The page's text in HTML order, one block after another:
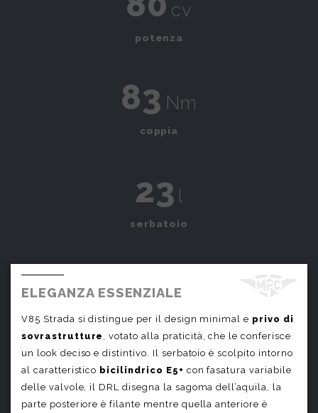
cv
potenza
83 Nm
coppia
23 l
serbatoio
ELEGANZA ESSENZIALE
V85 Strada si distingue per il design minimal e privo di
sovrastrutture , votato alla praticità, che le conferisce
un look deciso e distintivo. Il serbatoio è scolpito intorno
al caratteristico bicilindrico E5+ con fasatura variabile
delle valvole, il DRL disegna la sagoma dell’aquila, la
parte posteriore è filante mentre quella anteriore è